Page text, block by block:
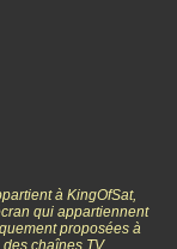
à KingOfSat,
qui appartiennent
proposées à
chaînes TV